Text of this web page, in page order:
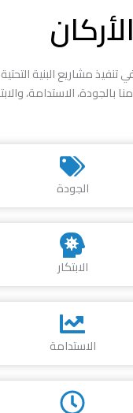
مشاريع البنية
بالجودة، الاستدامة،
الجودة
الابتكار
الاستدامة